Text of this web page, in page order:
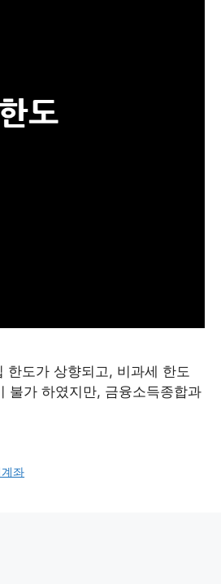
도가 상향되고, 비과세 한도
불가 하였지만, 금융소득종합과
좌